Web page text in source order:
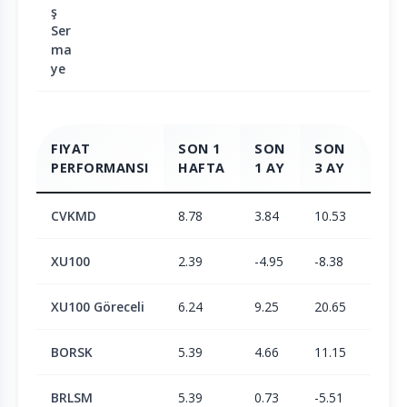
ş
Ser
ma
ye
FIYAT
PERFORMANSI
SON 1
HAFTA
SON
1 AY
SON
3 AY
CVKMD 8.78 3.84 10.53
XU100 2.39 -4.95 -8.38
XU100 Göreceli 6.24 9.25 20.65
BORSK 5.39 4.66 11.15
BRLSM 5.39 0.73 -5.51